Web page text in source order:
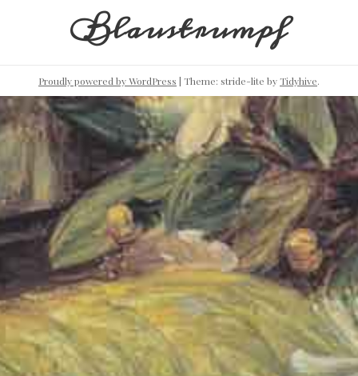
Blaustrumpf
Proudly powered by WordPress | Theme: stride-lite byTidyhive.